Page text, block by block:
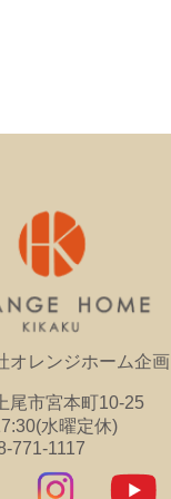
オレンジホーム企画
尾市宮本町10-25
水曜定休)
771-1117